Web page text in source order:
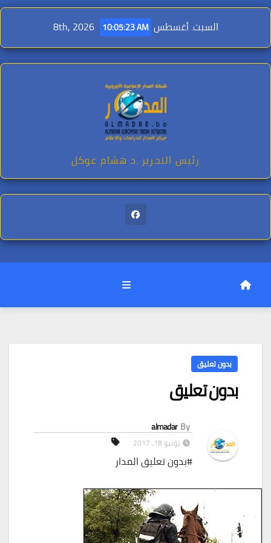
Skip
content
السبت. أغسطس 8th, 2026 10:05:25 AM
رئيس التحرير .د هشام عوكل
بدون تعليق
بدون تعليق
By
almadar
يونيو 18, 2017
#بدون تعليق المدار